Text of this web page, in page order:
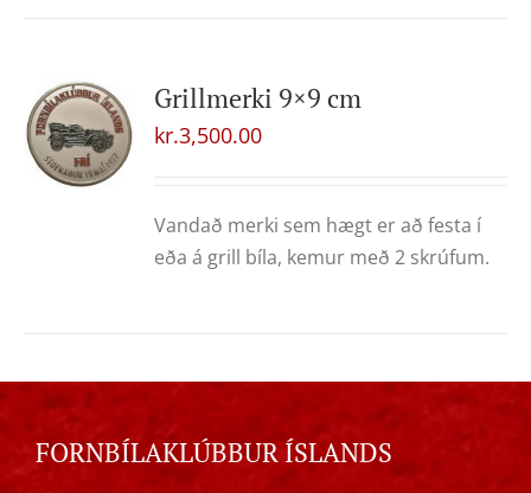
Grillmerki 9×9 cm
kr.3,500.00
Vandað merki sem hægt er að festa í
eða á grill bíla, kemur með 2 skrúfum.
FORNBÍLAKLÚBBUR ÍSLANDS